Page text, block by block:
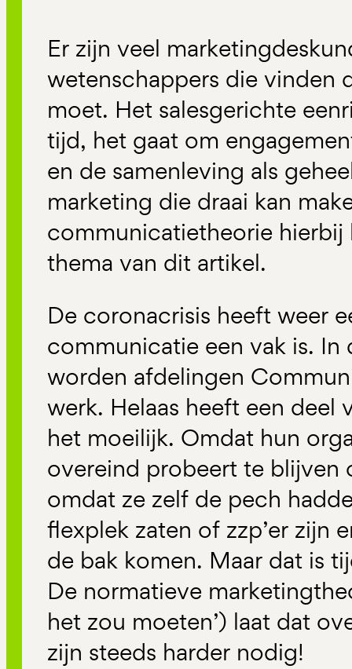
Er zijn veel
wetenschappers die vinden
moet. Het salesgerichte
tijd, het gaat om
en de samenleving als
marketing die draai kan
communicatietheorie hierbij
thema van dit artikel.
De coronacrisis heeft weer
communicatie een vak is. In
worden afdelingen
werk. Helaas heeft een deel
het moeilijk. Omdat hun
overeind probeert te blijven
omdat ze zelf de pech
flexplek zaten of zzp’er zijn
de bak komen. Maar dat is
De normatieve
het zou moeten’) laat dat
zijn steeds harder nodig!